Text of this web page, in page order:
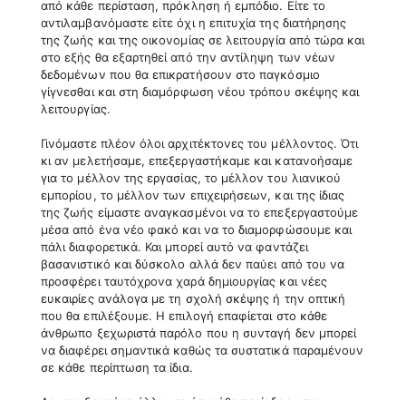
από κάθε περίσταση, πρόκληση ή εμπόδιο. Είτε το
αντιλαμβανόμαστε είτε όχι η επιτυχία της διατήρησης
της ζωής και της οικονομίας σε λειτουργία από τώρα και
στο εξής θα εξαρτηθεί από την αντίληψη των νέων
δεδομένων που θα επικρατήσουν στο παγκόσμιο
γίγνεσθαι και στη διαμόρφωση νέου τρόπου σκέψης και
λειτουργίας.
Γινόμαστε πλέον όλοι αρχιτέκτονες του μέλλοντος. Ότι
κι αν μελετήσαμε, επεξεργαστήκαμε και κατανοήσαμε
για το μέλλον της εργασίας, το μέλλον του λιανικού
εμπορίου, το μέλλον των επιχειρήσεων, και της ίδιας
της ζωής είμαστε αναγκασμένοι να το επεξεργαστούμε
μέσα από ένα νέο φακό και να το διαμορφώσουμε και
πάλι διαφορετικά. Και μπορεί αυτό να φαντάζει
βασανιστικό και δύσκολο αλλά δεν παύει από του να
προσφέρει ταυτόχρονα χαρά δημιουργίας και νέες
ευκαιρίες ανάλογα με τη σχολή σκέψης ή την οπτική
που θα επιλέξουμε. Η επιλογή επαφίεται στο κάθε
άνθρωπο ξεχωριστά παρόλο που η συνταγή δεν μπορεί
να διαφέρει σημαντικά καθώς τα συστατικά παραμένουν
σε κάθε περίπτωση τα ίδια.